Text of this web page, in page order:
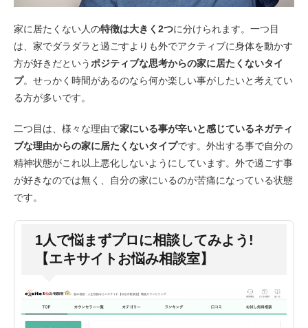
家に居たくない人の特徴は大きく2つに分けられます。一つ目
は、家でダラダラと過ごすよりも外でアクティブに身体を動かす
方が好きだという ポジティブな思考からの家に居たくないタイ
プ。せっかく時間があるのなら何か楽しい事がしたいと考えてい
る方が多いです。
二つ目は、様々な理由で家にいる事が辛いと感じているネガティ
ブな理由からの家に居たくないタイプです。外出する事で自分の
精神状態がこれ以上悪化しないようにしています。外で過ごす事
が好きなのでは無く、自分の家にいるのが苦痛になっている状態
です。
1人で悩まずプロに相談してみよう!
【エキサイトお悩み相談室】